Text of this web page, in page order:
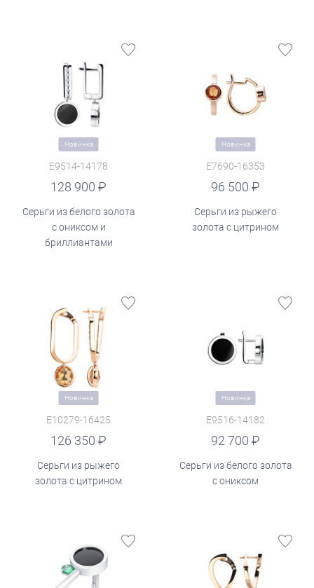
Новинка
E9514-14178
128 900
Серьги из белого золота
с ониксом и
бриллиантами
Новинка
E7690-16353
96 500
руб.
Серьги из рыжего
золота с цитрином
Новинка
E10279-16425
126 350
Серьги из рыжего
золота с цитрином
Новинка
E9516-14182
92 700
руб.
Серьги из белого золота
с ониксом